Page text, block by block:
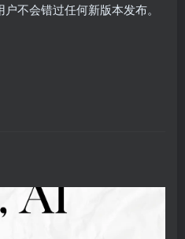
不会错过任何新版本发布。